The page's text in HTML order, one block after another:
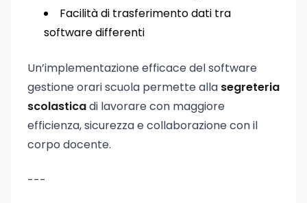
Facilità di trasferimento dati tra
software differenti
Un’implementazione efficace del software
gestione orari scuola permette alla segreteria
scolasticadi lavorare con maggiore
efficienza, sicurezza e collaborazione con il
corpo docente.
---